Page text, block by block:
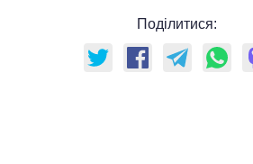
Поділитися: